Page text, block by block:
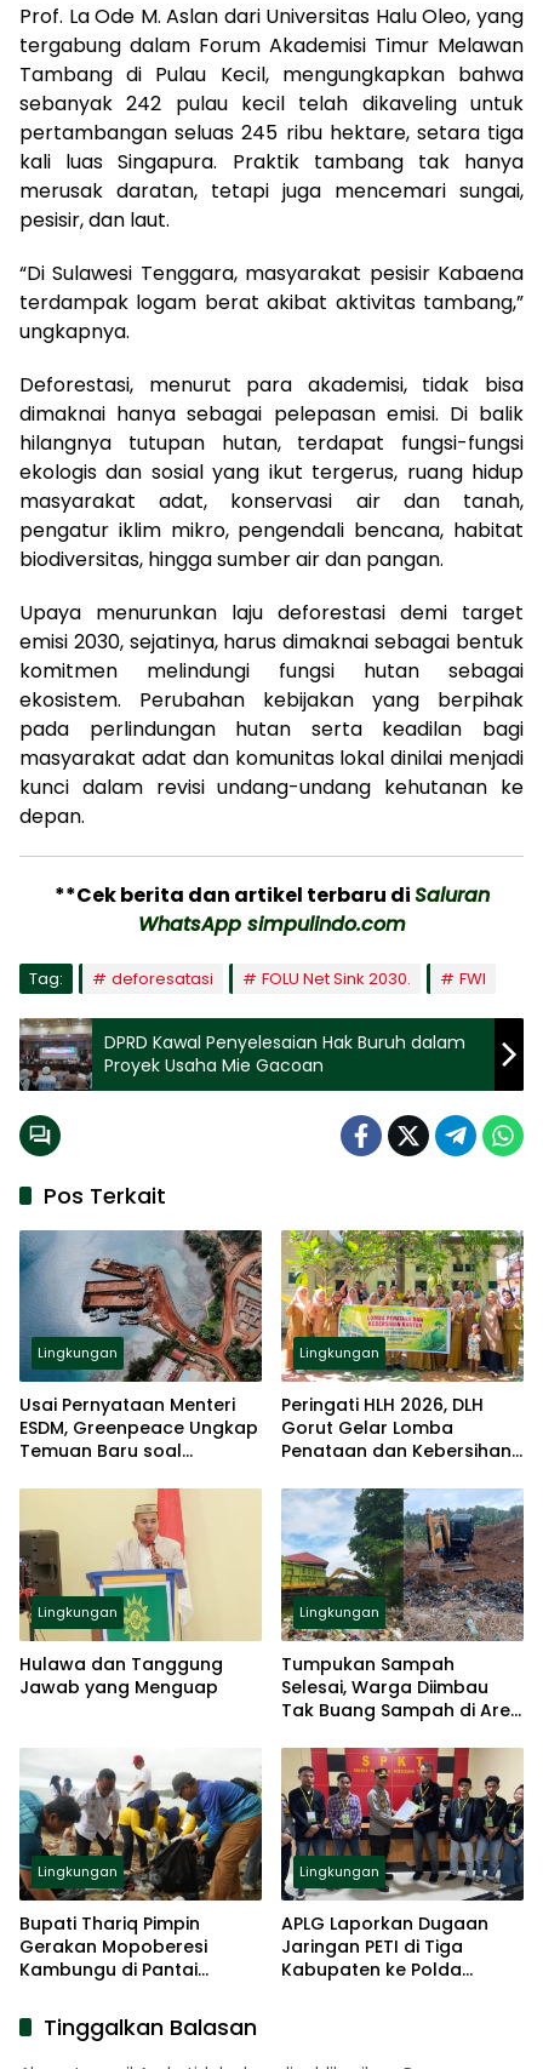
Prof. La Ode M. Aslan dari Universitas Halu Oleo, yang
tergabung dalam Forum Akademisi Timur Melawan
Tambang di Pulau Kecil, mengungkapkan bahwa
sebanyak 242 pulau kecil telah dikaveling untuk
pertambangan seluas 245 ribu hektare, setara tiga
kali luas Singapura. Praktik tambang tak hanya
merusak daratan, tetapi juga mencemari sungai,
pesisir, dan laut.
“Di Sulawesi Tenggara, masyarakat pesisir Kabaena
terdampak logam berat akibat aktivitas tambang,”
ungkapnya.
Deforestasi, menurut para akademisi, tidak bisa
dimaknai hanya sebagai pelepasan emisi. Di balik
hilangnya tutupan hutan, terdapat fungsi-fungsi
ekologis dan sosial yang ikut tergerus, ruang hidup
masyarakat adat, konservasi air dan tanah,
pengatur iklim mikro, pengendali bencana, habitat
biodiversitas, hingga sumber air dan pangan.
Upaya menurunkan laju deforestasi demi target
emisi 2030, sejatinya, harus dimaknai sebagai bentuk
komitmen melindungi fungsi hutan sebagai
ekosistem. Perubahan kebijakan yang berpihak
pada perlindungan hutan serta keadilan bagi
masyarakat adat dan komunitas lokal dinilai menjadi
kunci dalam revisi undang-undang kehutanan ke
depan.
**Cek berita dan artikel terbaru diSaluran
WhatsApp simpulindo.com
Tag: deforesatasi FOLU Net Sink 2030. FWI
DPRD Kawal Penyelesaian Hak Buruh dalam
Proyek Usaha Mie Gacoan
Pos Terkait
Lingkungan
Usai Pernyataan Menteri
ESDM, Greenpeace Ungkap
Temuan Baru soal
Lingkungan
Peringati HLH 2026, DLH
Gorut Gelar Lomba
Penataan dan Kebersihan
Lingkungan
Hulawa dan Tanggung
Jawab yang Menguap
Lingkungan
Tumpukan Sampah
Selesai, Warga Diimbau
Tak Buang Sampah di Area
Lingkungan
Bupati Thariq Pimpin
Gerakan Mopoberesi
Kambungu di Pantai
Lingkungan
APLG Laporkan Dugaan
Jaringan PETI di Tiga
Kabupaten ke Polda
Tinggalkan Balasan